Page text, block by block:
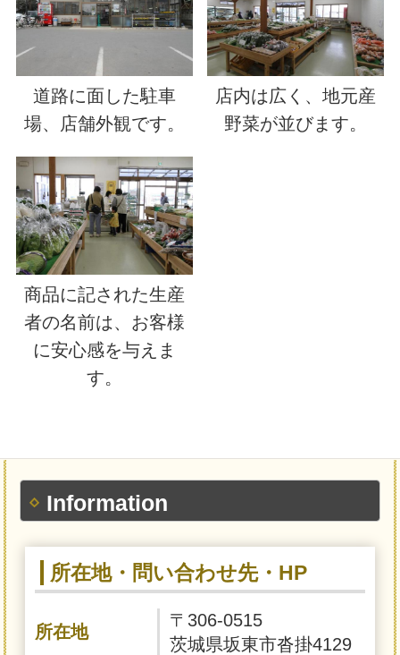
道路に面した駐車
場、店舗外観です。
店内は広く、地元産
野菜が並びます。
商品に記された生産
者の名前は、お客様
に安心感を与えま
す。
Information
所在地・問い合わせ先・HP
所在地
〒306-0515
茨城県坂東市沓掛4129